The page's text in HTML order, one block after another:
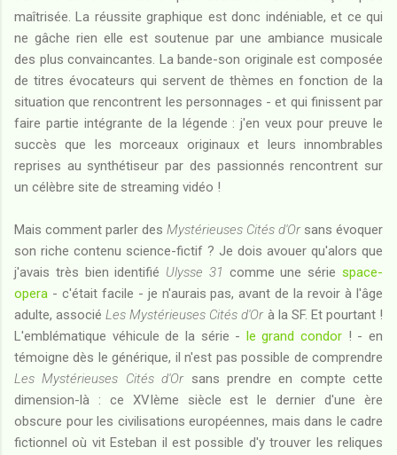
maîtrisée. La réussite graphique est donc indéniable, et ce qui
ne gâche rien elle est soutenue par une ambiance musicale
des plus convaincantes. La bande-son originale est composée
de titres évocateurs qui servent de thèmes en fonction de la
situation que rencontrent les personnages - et qui finissent par
faire partie intégrante de la légende : j'en veux pour preuve le
succès que les morceaux originaux et leurs innombrables
reprises au synthétiseur par des passionnés rencontrent sur
un célèbre site de streaming vidéo !
Mais comment parler des Mystérieuses Cités d'Orsans évoquer
son riche contenu science-fictif ? Je dois avouer qu'alors que
j'avais très bien identifié Ulysse 31 comme une sériespace-
opera - c'était facile - je n'aurais pas, avant de la revoir à l'âge
adulte, associéLes Mystérieuses Cités d'Orà la SF. Et pourtant !
L'emblématique véhicule de la série - le grand condor ! - en
témoigne dès le générique, il n'est pas possible de comprendre
Les Mystérieuses Cités d'Orsans prendre en compte cette
dimension-là : ce XVIème siècle est le dernier d'une ère
obscure pour les civilisations européennes, mais dans le cadre
fictionnel où vit Esteban il est possible d'y trouver les reliques